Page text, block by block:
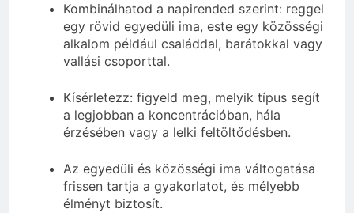
Kombinálhatod a napirended szerint: reggel
egy rövid egyedüli ima, este egy közösségi
alkalom például családdal, barátokkal vagy
vallási csoporttal.
Kísérletezz: figyeld meg, melyik típus segít
a legjobban a koncentrációban, hála
érzésében vagy a lelki feltöltődésben.
Az egyedüli és közösségi ima váltogatása
frissen tartja a gyakorlatot, és mélyebb
élményt biztosít.